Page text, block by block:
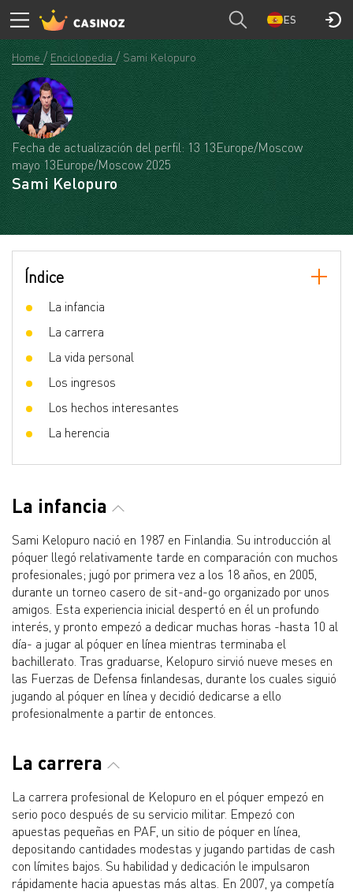
ES
Home Enciclopedia Sami Kelopuro
Fecha de actualización del perfil: 13 13Europe/Moscow
mayo 13Europe/Moscow 2025
Sami Kelopuro
Índice
La infancia
La carrera
La vida personal
Los ingresos
Los hechos interesantes
La herencia
La infancia
Sami Kelopuro nació en 1987 en Finlandia. Su introducción al
póquer llegó relativamente tarde en comparación con muchos
profesionales; jugó por primera vez a los 18 años, en 2005,
durante un torneo casero de sit-and-go organizado por unos
amigos. Esta experiencia inicial despertó en él un profundo
interés, y pronto empezó a dedicar muchas horas -hasta 10 al
día- a jugar al póquer en línea mientras terminaba el
bachillerato. Tras graduarse, Kelopuro sirvió nueve meses en
las Fuerzas de Defensa finlandesas, durante los cuales siguió
jugando al póquer en línea y decidió dedicarse a ello
profesionalmente a partir de entonces.
La carrera
La carrera profesional de Kelopuro en el póquer empezó en
serio poco después de su servicio militar. Empezó con
apuestas pequeñas en PAF, un sitio de póquer en línea,
depositando cantidades modestas y jugando partidas de cash
con límites bajos. Su habilidad y dedicación le impulsaron
rápidamente hacia apuestas más altas. En 2007, ya competía